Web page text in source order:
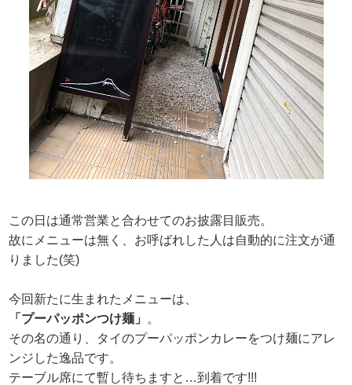
この日は通常営業と合わせてのお披露目販売。
故にメニューは無く、お呼ばれした人は自動的に注文が通
りました(笑)
今回新たに生まれたメニューは、
「プーパッポンつけ麺」
。
その名の通り、タイのプーパッポンカレーをつけ麺にアレ
ンジした逸品です。
テーブル席にて暫し待ちますと…到着です!!!